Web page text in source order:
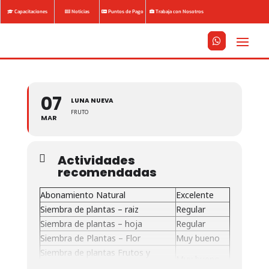
Capacitaciones Noticias Puntos de Pago Trabaja con Nosotros



07
MAR
LUNA NUEVA
FRUTO
Actividades
recomendadas
Abonamiento Natural
Excelente
Siembra de plantas – raiz
Regular
Siembra de plantas – hoja
Regular
Siembra de Plantas – Flor
Muy bueno
Siembra de plantas Frutos y